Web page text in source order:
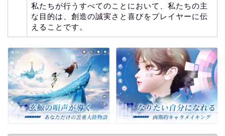
私たちが行うすべてのことにおいて、私たちの主
な目的は、創造の誠実さと喜びをプレイヤーに伝
えることです。